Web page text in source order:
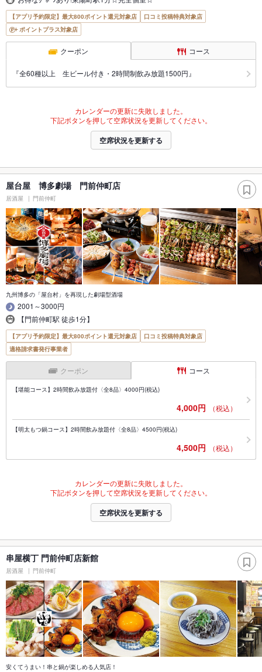
【アプリ予約限定】最大800ポイント還元対象店
口コミ投稿特典対象店
ポイントプラス対象店
クーポン コース
『全60種以上 生ビール付き・2時間制飲み放題1500円』
カレンダーの更新に失敗しました。
下記ボタンを押して空席状況を更新してください。
空席状況を更新する
屋台屋 博多劇場 門前仲町店
居酒屋 門前仲町
九州博多の「屋台村」を再現した劇場型酒場
2001～3000円
【門前仲町駅 徒歩1分】
【アプリ予約限定】最大800ポイント還元対象店
口コミ投稿特典対象店
適格請求書発行事業者
クーポン コース
【堪能コース】2時間飲み放題付〈全8品〉4000円(税込)
4,000円 （税込）
【明太もつ鍋コース】2時間飲み放題付〈全8品〉4500円(税込)
4,500円 （税込）
カレンダーの更新に失敗しました。
下記ボタンを押して空席状況を更新してください。
空席状況を更新する
串屋横丁 門前仲町店新館
居酒屋 門前仲町
安くてうまい！串と鍋が楽しめる人気店！